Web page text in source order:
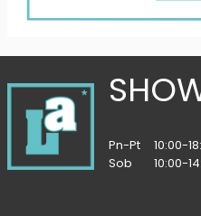
Pn-Pt
10:00-
Sob
10:00-